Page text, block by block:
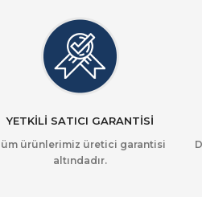
YETKİLİ SATICI GARANTİSİ
ürünlerimiz üretici garantisi
altındadır.